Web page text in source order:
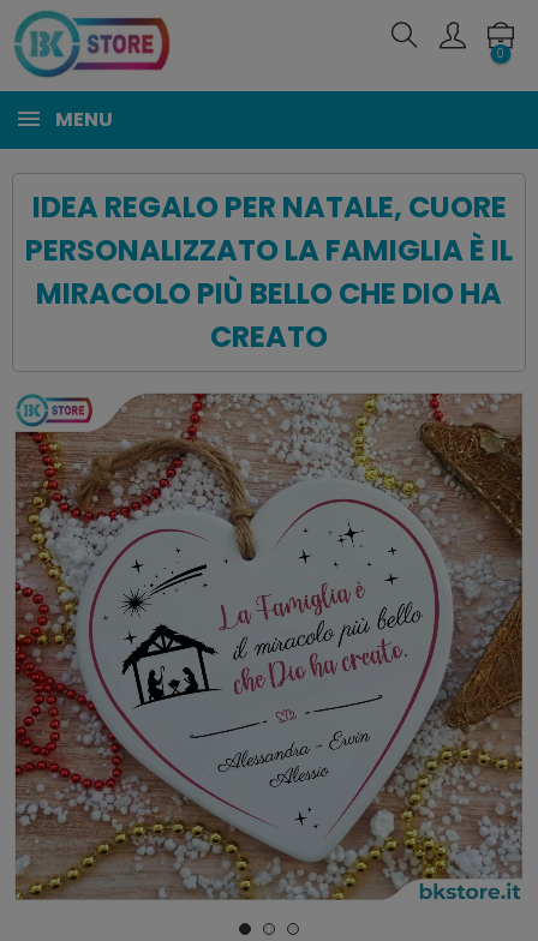
0
MENU
IDEA REGALO PER NATALE, CUORE
PERSONALIZZATO LA FAMIGLIA È IL
MIRACOLO PIÙ BELLO CHE DIO HA
CREATO